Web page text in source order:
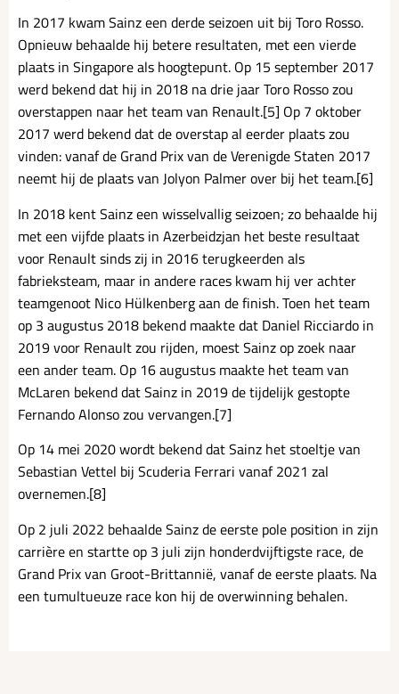
In 2017 kwam Sainz een derde seizoen uit bij Toro Rosso.
Opnieuw behaalde hij betere resultaten, met een vierde
plaats in Singapore als hoogtepunt. Op 15 september 2017
werd bekend dat hij in 2018 na drie jaar Toro Rosso zou
overstappen naar het team van Renault.[5] Op 7 oktober
2017 werd bekend dat de overstap al eerder plaats zou
vinden: vanaf de Grand Prix van de Verenigde Staten 2017
neemt hij de plaats van Jolyon Palmer over bij het team.[6]
In 2018 kent Sainz een wisselvallig seizoen; zo behaalde hij
met een vijfde plaats in Azerbeidzjan het beste resultaat
voor Renault sinds zij in 2016 terugkeerden als
fabrieksteam, maar in andere races kwam hij ver achter
teamgenoot Nico Hülkenberg aan de finish. Toen het team
op 3 augustus 2018 bekend maakte dat Daniel Ricciardo in
2019 voor Renault zou rijden, moest Sainz op zoek naar
een ander team. Op 16 augustus maakte het team van
McLaren bekend dat Sainz in 2019 de tijdelijk gestopte
Fernando Alonso zou vervangen.[7]
Op 14 mei 2020 wordt bekend dat Sainz het stoeltje van
Sebastian Vettel bij Scuderia Ferrari vanaf 2021 zal
overnemen.[8]
Op 2 juli 2022 behaalde Sainz de eerste pole position in zijn
carrière en startte op 3 juli zijn honderdvijftigste race, de
Grand Prix van Groot-Brittannië, vanaf de eerste plaats. Na
een tumultueuze race kon hij de overwinning behalen.